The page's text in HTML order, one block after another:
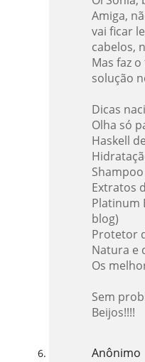
Amiga,
vai ficar
cabelos,
Mas faz
solução
Dicas
Olha só
Haskell
Extratos
Platinum
blog)
Protetor
Natura e
Os
Sem
Beijos!!!!
Anônimo